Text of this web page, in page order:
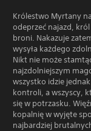
Królestwo Myrtany
odeprzeć najazd,
broni. Nakazuje
wysyła każdego
Nikt nie może
najzdolniejszym
wszystko idzie
kontroli, a wszyscy,
się w potrzasku.
kopalnię w wyjęte
najbardziej